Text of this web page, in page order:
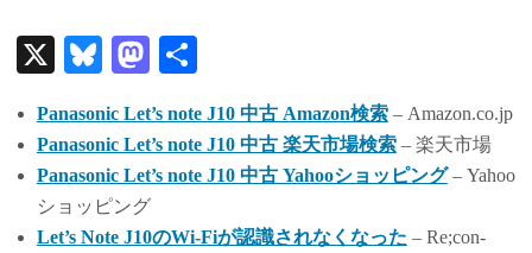
X
Bl
sk
y
M
to
do
n
Panasonic Let’s note J10 中古 Amazon検索– Amazon.co.jp
Panasonic Let’s note J10 中古 楽天市場検索– 楽天市場
Panasonic Let’s note J10 中古 Yahooショッピング– Yahoo
ショッピング
Let’s Note J10のWi-Fiが認識されなくなった – Re;con-